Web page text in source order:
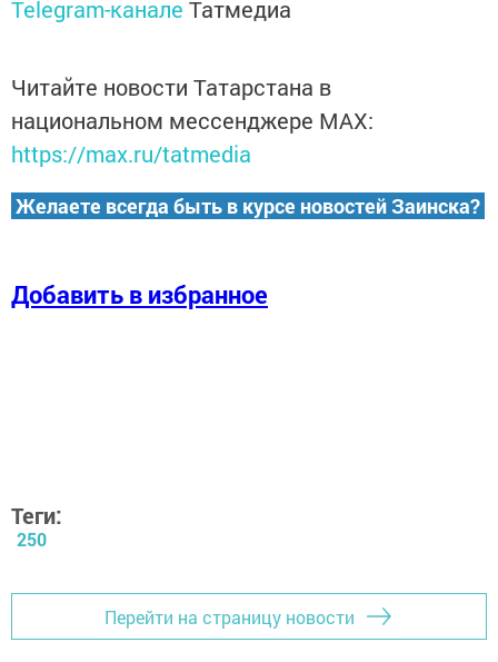
Telegram-канале Татмедиа
Читайте новости Татарстана в
национальном мессенджере MАХ:
https://max.ru/tatmedia
Желаете всегда быть в курсе новостей Заинска?
Добавить в избранное
Теги:
250
Перейти на страницу новости